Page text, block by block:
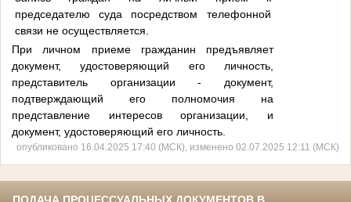
председателю суда посредством телефонной
связи не осуществляется.
При личном приеме гражданин предъявляет
документ, удостоверяющий его личность,
представитель организации - документ,
подтверждающий его полномочия на
представление интересов организации, и
документ, удостоверяющий его личность.
опубликовано 16.04.2025 17:40 (МСК), изменено 02.07.2025 12:11 (МСК)